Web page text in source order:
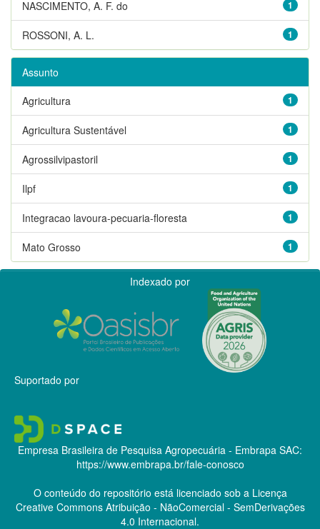
1
NASCIMENTO, A. F. do
1
ROSSONI, A. L.
Assunto
1
Agricultura
1
Agricultura Sustentável
1
Agrossilvipastoril
1
Ilpf
1
Integracao lavoura-pecuaria-floresta
1
Mato Grosso
Indexado por
Suportado por
Empresa Brasileira de Pesquisa Agropecuária - Embrapa SAC:
https://www.embrapa.br/fale-conosco
O conteúdo do repositório está licenciado sob a Licença
Creative CommonsAtribuição - NãoComercial - SemDerivações
4.0 Internacional.